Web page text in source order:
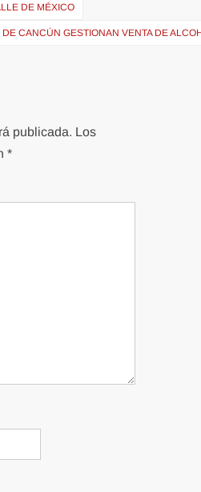
DE MÉXICO
DE CANCÚN GESTIONAN VENTA DE
publicada. Los
*